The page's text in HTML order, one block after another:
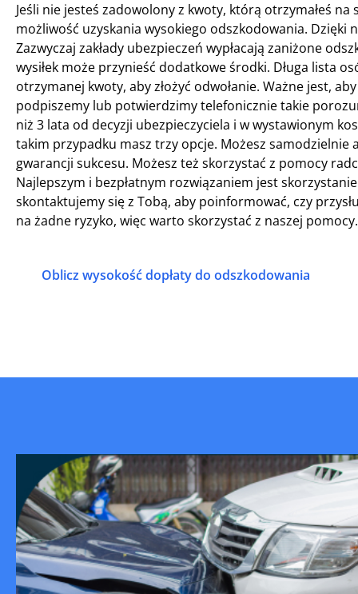
Jeśli nie jesteś zadowolony z kwoty, którą otrzymałeś
możliwość uzyskania wysokiego odszkodowania.
Zazwyczaj zakłady ubezpieczeń wypłacają zaniżone
wysiłek może przynieść dodatkowe środki. Długa lista
otrzymanej kwoty, aby złożyć odwołanie. Ważne jest,
podpiszemy lub potwierdzimy telefonicznie takie
niż 3 lata od decyzji ubezpieczyciela i w wystawionym
takim przypadku masz trzy opcje. Możesz
gwarancji sukcesu. Możesz też skorzystać z pomocy
Najlepszym i bezpłatnym rozwiązaniem jest
skontaktujemy się z Tobą, aby poinformować, czy
na żadne ryzyko, więc warto skorzystać z naszej pomocy.
Oblicz wysokość dopłaty do odszkodowania